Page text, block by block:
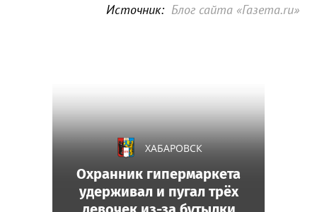
Источник: Блог сайта «Газета.ru»
ХАБАРОВСК
Охранник гипермаркета
удерживал и пугал трёх